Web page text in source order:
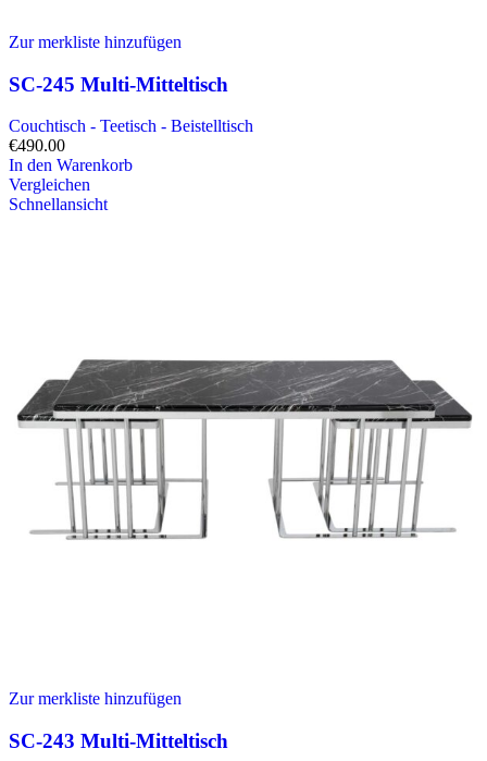
Zur merkliste hinzufügen
SC-245 Multi-Mitteltisch
Couchtisch - Teetisch - Beistelltisch
€490.00
In den Warenkorb
Vergleichen
Schnellansicht
Zur merkliste hinzufügen
SC-243 Multi-Mitteltisch